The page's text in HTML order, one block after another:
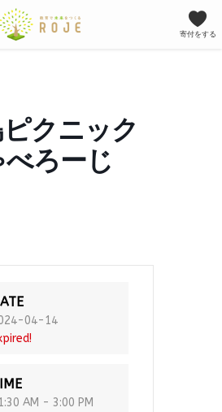
寄付をする
クニック
ろーじ
04-14
AM - 3:00 PM